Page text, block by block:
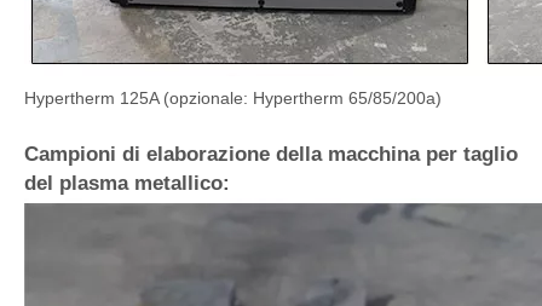
Hypertherm 125A (opzionale: Hypertherm 65/85/200a)
Campioni di elaborazione della macchina per taglio
del plasma metallico: